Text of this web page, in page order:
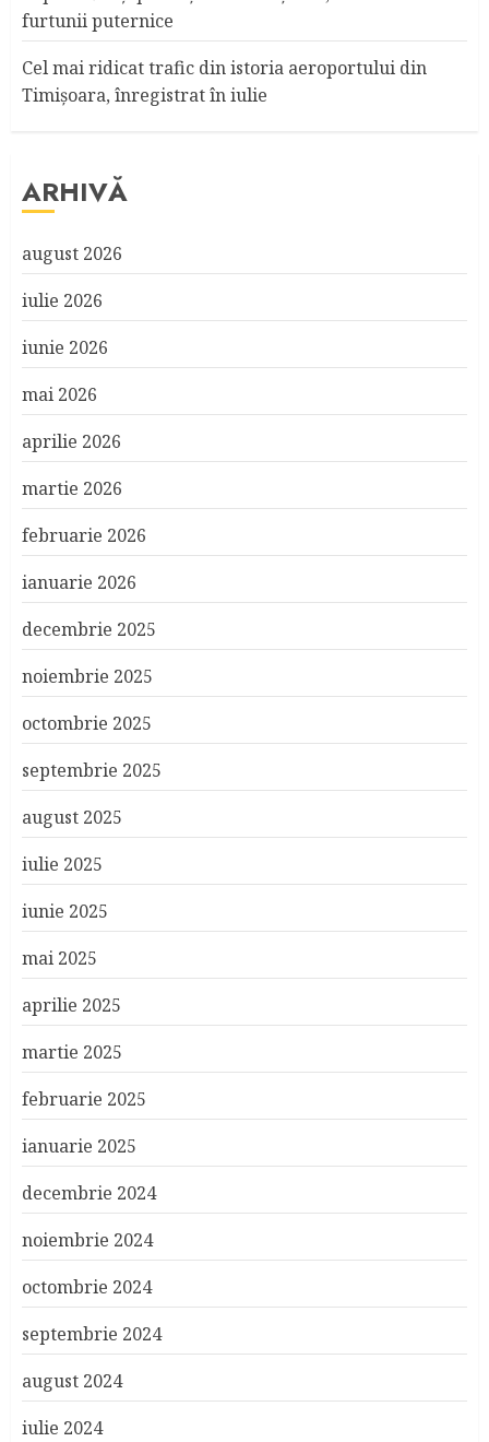
furtunii puternice
Cel mai ridicat trafic din istoria aeroportului din
Timişoara, înregistrat în iulie
ARHIVĂ
august 2026
iulie 2026
iunie 2026
mai 2026
aprilie 2026
martie 2026
februarie 2026
ianuarie 2026
decembrie 2025
noiembrie 2025
octombrie 2025
septembrie 2025
august 2025
iulie 2025
iunie 2025
mai 2025
aprilie 2025
martie 2025
februarie 2025
ianuarie 2025
decembrie 2024
noiembrie 2024
octombrie 2024
septembrie 2024
august 2024
iulie 2024